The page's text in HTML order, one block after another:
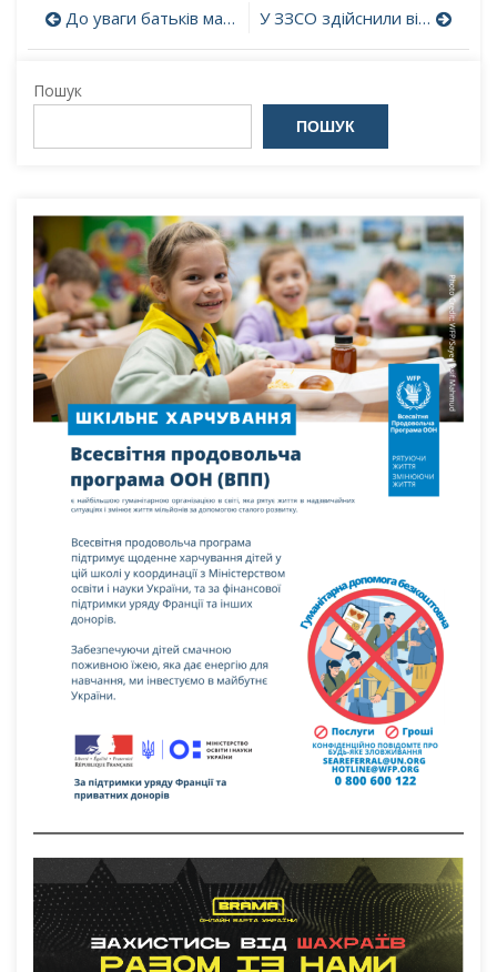
Навігація
записів
До уваги батьків майбутніх першокласників! У ЗЗСО здійснили відбір підручників (крім електронних) та посібників для здобувачів повної загальної середньої освіти та педагогічних працівників (5, 6 клас)
Пошук
ПОШУК